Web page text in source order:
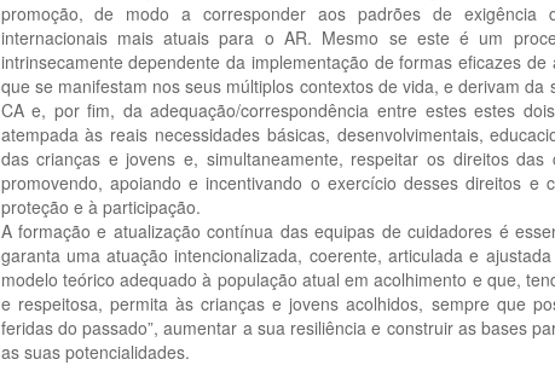
promoção, de modo a corresponder aos padrões de
internacionais mais atuais para o AR. Mesmo se este é um
intrinsecamente dependente da implementação de formas eficazes
que se manifestam nos seus múltiplos contextos de vida, e derivam
CA e, por fim, da adequação/correspondência entre estes estes
atempada às reais necessidades básicas, desenvolvimentais,
das crianças e jovens e, simultaneamente, respeitar os direitos
promovendo, apoiando e incentivando o exercício desses direitos e
proteção e à participação.
A formação e atualização contínua das equipas de cuidadores é
garanta uma atuação intencionalizada, coerente, articulada e
modelo teórico adequado à população atual em acolhimento e que,
e respeitosa, permita às crianças e jovens acolhidos, sempre que
feridas do passado”, aumentar a sua resiliência e construir as bases
as suas potencialidades.